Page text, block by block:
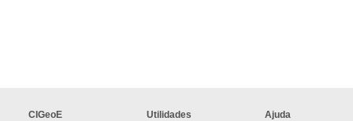
CIGeoE
Utilidades
Ajuda